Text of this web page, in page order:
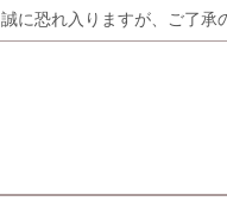
誠に恐れ入りますが、ご了承